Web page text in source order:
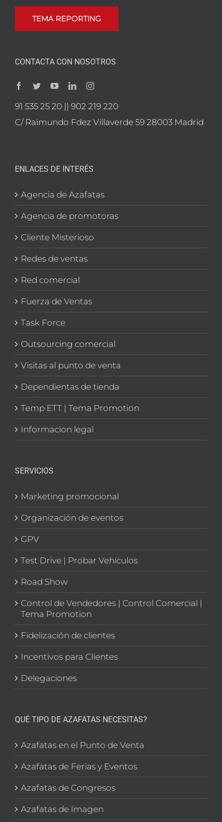
TEMA REPORTING
CONTACTA CON NOSOTROS
91 535 25 20 || 902 219 220
C/ Raimundo Fdez Villaverde 59 28003 Madrid
ENLACES DE INTERÉS
Agencia de Azafatas
Agencia de promotoras
Cliente Misterioso
Redes de ventas
Red comercial
Fuerza de Ventas
Task Force
Outsourcing comercial
Visitas al punto de venta
Dependientas de tienda
Temp ETT | Tema Promotion
Informacion legal
SERVICIOS
Marketing promocional
Organización de eventos
GPV
Test Drive | Probar Vehículos
Road Show
Control de Vendedores | Control Comercial |
Tema Promotion
Fidelización de clientes
Incentivos para Clientes
Delegaciones
QUÉ TIPO DE AZAFATAS NECESITAS?
Azafatas en el Punto de Venta
Azafatas de Ferias y Eventos
Azafatas de Congresos
Azafatas de Imagen